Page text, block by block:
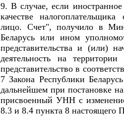
9. В случае, если
качестве
лицо. Счет", получило в
Беларусь или ином
представительства и (или)
деятельность на
представительство в
7 Закона Республики
дальнейшем при постановке
присвоенный УНН с
8.3 и 8.4 пункта 8 настоящего